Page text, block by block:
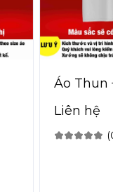
Áo Thun
Liên hệ